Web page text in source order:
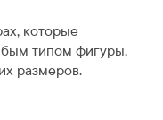
которые
типом фигуры,
размеров.